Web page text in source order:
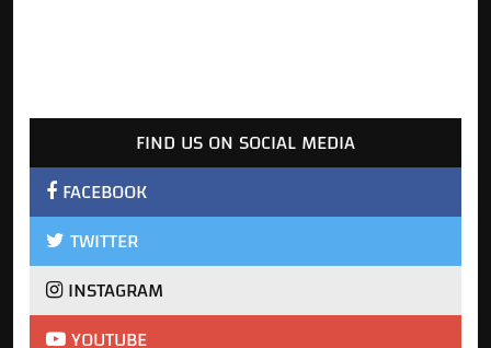
FIND US ON SOCIAL MEDIA
FACEBOOK
TWITTER
INSTAGRAM
YOUTUBE